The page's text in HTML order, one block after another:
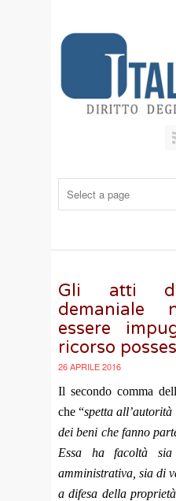
Gli atti di
demaniale
essere
ricorso
26 APRILE 2016
Il secondo comma
che “spetta
dei beni che fanno
Essa ha facoltà
amministrativa, sia di
a difesa della